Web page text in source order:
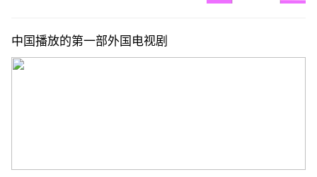
中国播放的第一部外国电视剧